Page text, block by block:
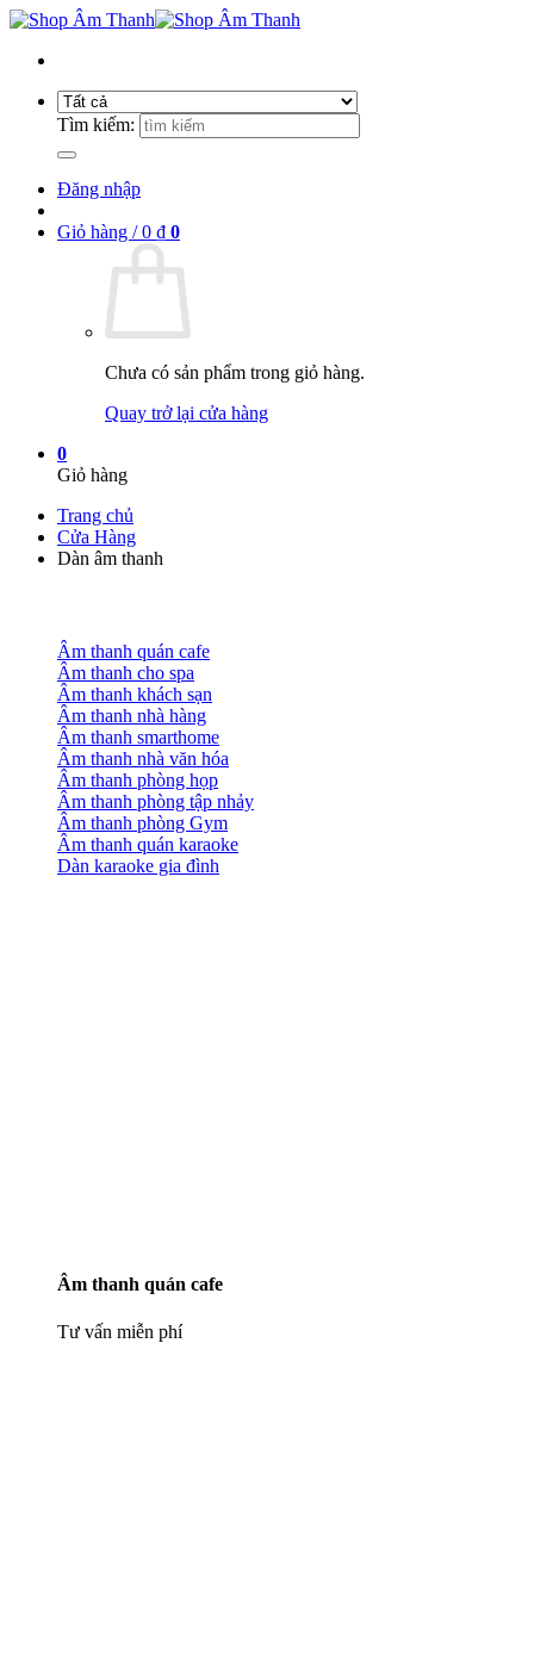
Tìm kiếm:
Đăng nhập
Giỏ hàng /0 ₫ 0
Chưa có sản phẩm trong giỏ hàng.
Quay trở lại cửa hàng
0
Giỏ hàng
Trang chủ
Cửa Hàng
Dàn âm thanh
Âm thanh quán cafe
Âm thanh cho spa
Âm thanh khách sạn
Âm thanh nhà hàng
Âm thanh smarthome
Âm thanh nhà văn hóa
Âm thanh phòng họp
Âm thanh phòng tập nhảy
Âm thanh phòng Gym
Âm thanh quán karaoke
Dàn karaoke gia đình
Âm thanh quán cafe
Tư vấn miễn phí